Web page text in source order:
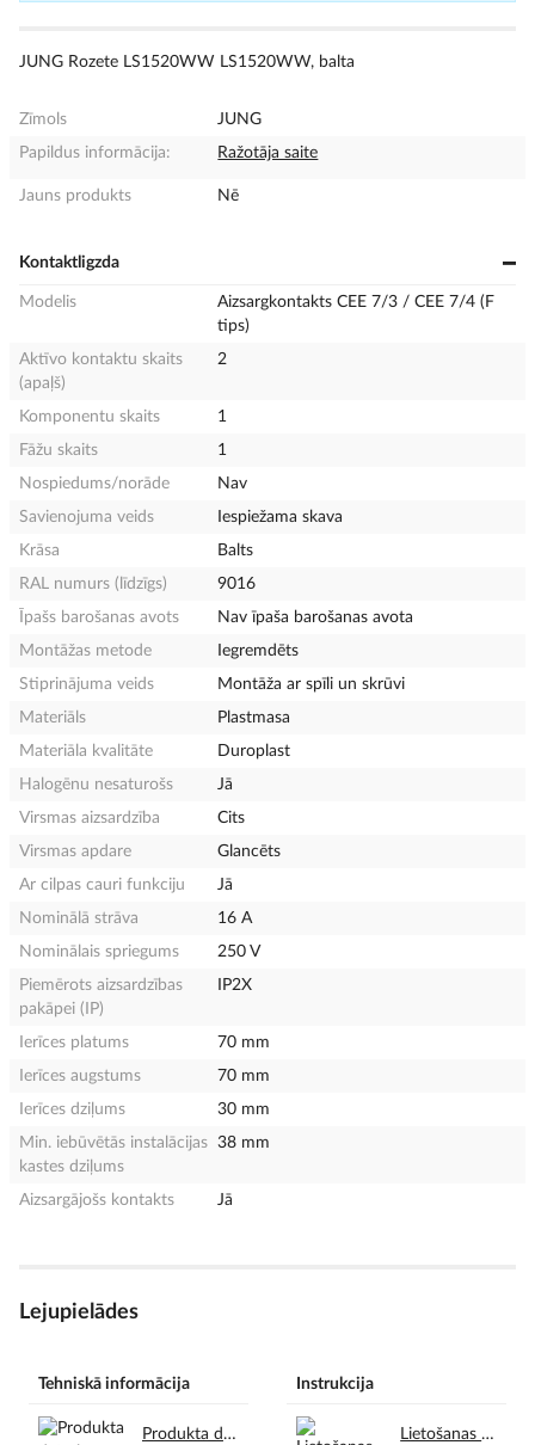
JUNG Rozete LS1520WW LS1520WW, balta
Zīmols
JUNG
Papildus informācija:
Ražotāja saite
Jauns produkts Nē
Kontaktligzda
Modelis
Aizsargkontakts CEE 7/3 / CEE 7/4 (F
tips)
Aktīvo kontaktu skaits
(apaļš)
2
Komponentu skaits
1
Fāžu skaits
1
Nospiedums/norāde
Nav
Savienojuma veids
Iespiežama skava
Krāsa
Balts
RAL numurs (līdzīgs)
9016
Īpašs barošanas avots
Nav īpaša barošanas avota
Montāžas metode
Iegremdēts
Stiprinājuma veids
Montāža ar spīli un skrūvi
Materiāls
Plastmasa
Materiāla kvalitāte
Duroplast
Halogēnu nesaturošs
Jā
Virsmas aizsardzība
Cits
Virsmas apdare
Glancēts
Ar cilpas cauri funkciju
Jā
Nominālā strāva
16 A
Nominālais spriegums
250 V
Piemērots aizsardzības
pakāpei (IP)
IP2X
Ierīces platums
70 mm
Ierīces augstums
70 mm
Ierīces dziļums
30 mm
Min. iebūvētās instalācijas
kastes dziļums
38 mm
Aizsargājošs kontakts Jā
Lejupielādes
Tehniskā informācija
Produkta datu lapa en.pdf
Instrukcija
Lietošanas instrukcijas en.pdf